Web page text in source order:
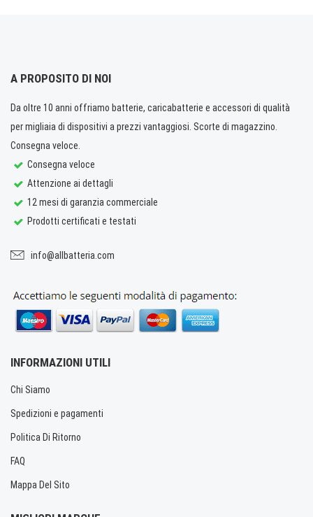
A PROPOSITO DI NOI
Da oltre 10 anni offriamo batterie, caricabatterie e accessori di qualità
per migliaia di dispositivi a prezzi vantaggiosi. Scorte di magazzino.
Consegna veloce.
Consegna veloce
Attenzione ai dettagli
12 mesi di garanzia commerciale
Prodotti certificati e testati
info@allbatteria.com
INFORMAZIONI UTILI
Chi Siamo
Spedizioni e pagamenti
Politica Di Ritorno
FAQ
Mappa Del Sito